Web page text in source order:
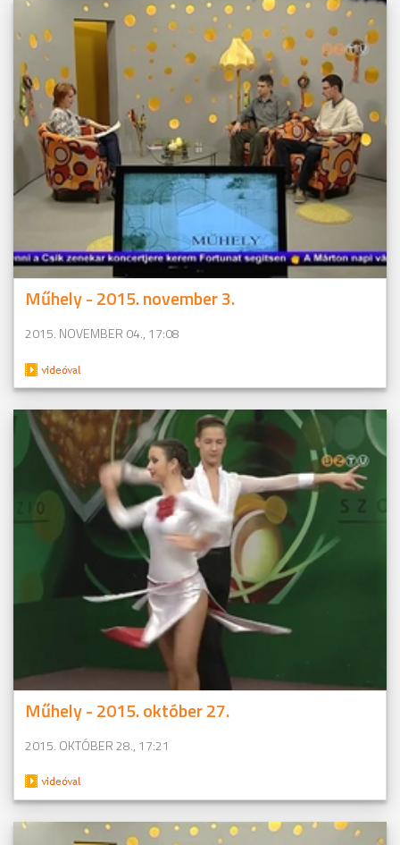
Műhely - 2015. november 3.
2015. NOVEMBER 04., 17:08
Műhely - 2015. október 27.
2015. OKTÓBER 28., 17:21